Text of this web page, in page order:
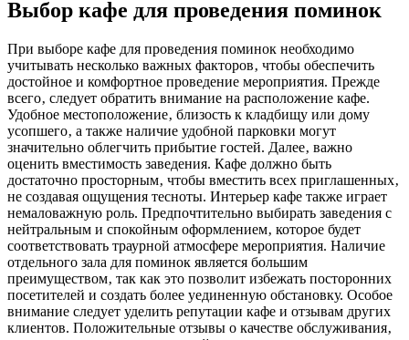
Выбор кафе для проведения поминок
При выборе кафе для проведения поминок необходимо
учитывать несколько важных факторов‚ чтобы обеспечить
достойное и комфортное проведение мероприятия. Прежде
всего‚ следует обратить внимание на расположение кафе.
Удобное местоположение‚ близость к кладбищу или дому
усопшего‚ а также наличие удобной парковки могут
значительно облегчить прибытие гостей. Далее‚ важно
оценить вместимость заведения. Кафе должно быть
достаточно просторным‚ чтобы вместить всех приглашенных‚
не создавая ощущения тесноты. Интерьер кафе также играет
немаловажную роль. Предпочтительно выбирать заведения с
нейтральным и спокойным оформлением‚ которое будет
соответствовать траурной атмосфере мероприятия. Наличие
отдельного зала для поминок является большим
преимуществом‚ так как это позволит избежать посторонних
посетителей и создать более уединенную обстановку. Особое
внимание следует уделить репутации кафе и отзывам других
клиентов. Положительные отзывы о качестве обслуживания‚